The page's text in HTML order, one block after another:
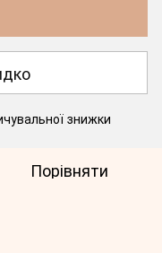
знижки
Порівняти